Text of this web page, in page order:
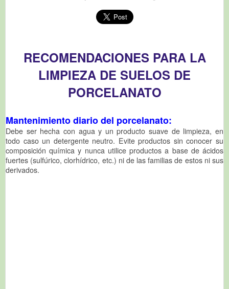
RECOMENDACIONES PARA LA
LIMPIEZA DE SUELOS DE
PORCELANATO
Mantenimiento diario del porcelanato:
Debe ser hecha con agua y un producto suave de limpieza, en
todo caso un detergente neutro. Evite productos sin conocer su
composición química y nunca utilice productos a base de ácidos
fuertes (sulfúrico, clorhídrico, etc.) ni de las familias de estos ni sus
derivados.